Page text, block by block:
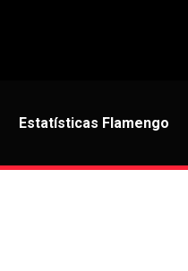
Estatísticas Flamengo